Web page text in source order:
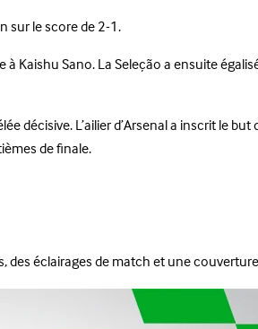
sur le score de 2-1.
Kaishu Sano. La Seleção a ensuite
décisive. L’ailier d’Arsenal a inscrit le
de finale.
des éclairages de match et une